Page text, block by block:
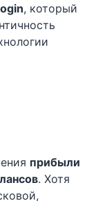
, который
прибыли
. Хотя